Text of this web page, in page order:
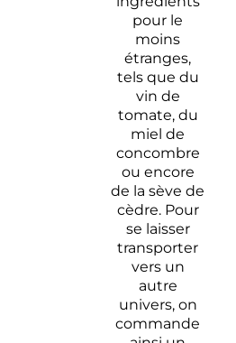
pour le
moins
étranges,
tels que du
vin de
tomate, du
miel de
concombre
ou encore
de la sève de
cèdre. Pour
se laisser
transporter
vers un
autre
univers, on
commande